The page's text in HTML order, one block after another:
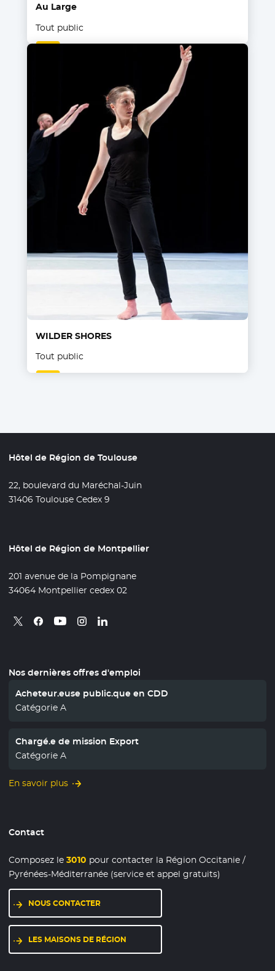
Au Large
Tout public
WILDER SHORES
Tout public
Hôtel de Région de Toulouse
22, boulevard du Maréchal-Juin
31406 Toulouse Cedex 9
Hôtel de Région de Montpellier
201 avenue de la Pompignane
34064 Montpellier cedex 02
Retrouvez nous sur X
- Nouvelle fenêtre
Retrouvez nous sur Facebook
- Nouvelle fenêtre
Retrouvez nous sur Youtube
- Nouvelle fenêtre
Retrouvez nous sur Instagram
- Nouvelle fenêtre
Retrouvez nous sur Linkedin
- Nouvelle fenêtre
Nos dernières offres d'emploi
Acheteur.euse public.que en CDD
Catégorie A
Chargé.e de mission Export
Catégorie A
En savoir plus
Contact
Composez le3010 pour contacter la Région Occitanie /
Pyrénées-Méditerranée (service et appel gratuits)
NOUS CONTACTER
LES MAISONS DE RÉGION